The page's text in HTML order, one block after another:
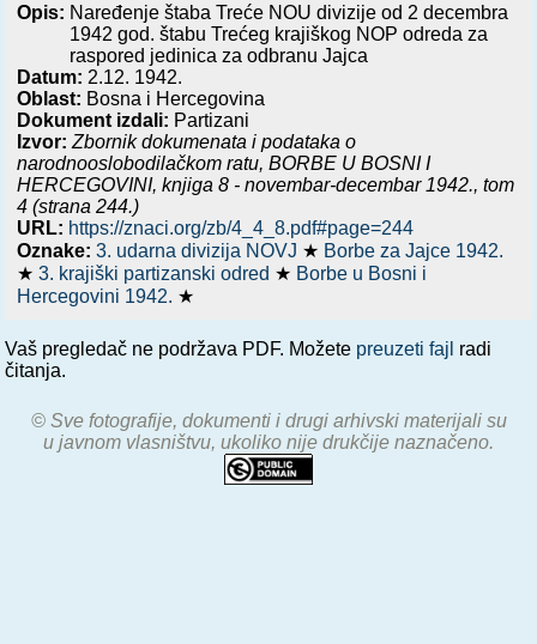
Opis: Naređenje štaba Treće NOU divizije od 2 decembra
1942 god. štabu Trećeg krajiškog NOP odreda za
raspored jedinica za odbranu Jajca
Datum: 2.12. 1942.
Oblast: Bosna i Hercegovina
Dokument izdali: Partizani
Izvor: Zbornik dokumenata i podataka o
narodnooslobodilačkom ratu,BORBE U BOSNI I
HERCEGOVINI, knjiga 8 - novembar-decembar 1942., tom
4 (strana 244.)
URL: https://znaci.org/zb/4_4_8.pdf#page=244
Oznake:3. udarna divizija NOVJ ★ Borbe za Jajce 1942.
★3. krajiški partizanski odred ★ Borbe u Bosni i
Hercegovini 1942. ★
Vaš pregledač ne podržava PDF. Možete preuzeti fajl radi
čitanja.
© Sve fotografije, dokumenti i drugi arhivski materijali su
u javnom vlasništvu, ukoliko nije drukčije naznačeno.